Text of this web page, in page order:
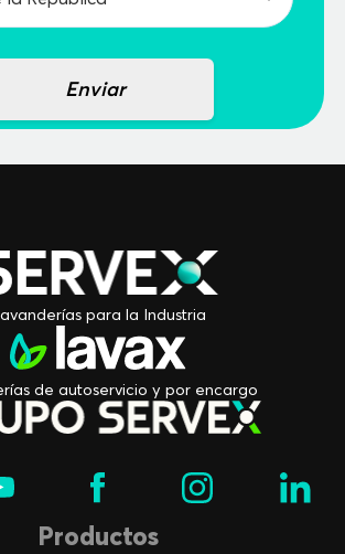
Enviar
para la Industria
de autoservicio y por encargo
Productos